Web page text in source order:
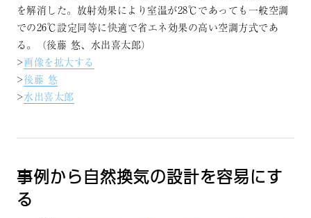
を解消した。放射効果により室温が28℃であっても一般空調
での26℃設定同等に快適で省エネ効果の高い空調方式であ
る。（後藤 悠、水出喜太郎）
>画像を拡大する
>後藤 悠
>水出喜太郎
事例から自然換気の設計を容易にす
る